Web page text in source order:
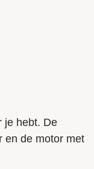
je hebt. De
en de motor met